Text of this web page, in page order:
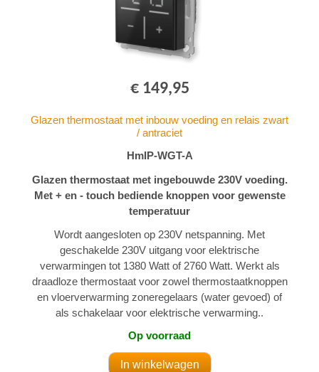
€ 149,95
Glazen thermostaat met inbouw voeding en relais zwart
/ antraciet
HmIP-WGT-A
Glazen thermostaat met ingebouwde 230V voeding.
Met + en - touch bediende knoppen voor gewenste
temperatuur
Wordt aangesloten op 230V netspanning. Met
geschakelde 230V uitgang voor elektrische
verwarmingen tot 1380 Watt of 2760 Watt. Werkt als
draadloze thermostaat voor zowel thermostaatknoppen
en vloerverwarming zoneregelaars (water gevoed) of
als schakelaar voor elektrische verwarming..
Op voorraad